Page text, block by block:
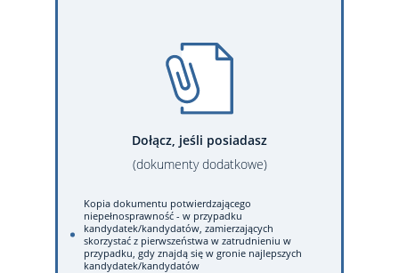
Dołącz, jeśli posiadasz
(dokumenty dodatkowe)
Kopia dokumentu potwierdzającego
niepełnosprawność - w przypadku
kandydatek/kandydatów, zamierzających
skorzystać z pierwszeństwa w zatrudnieniu w
przypadku, gdy znajdą się w gronie najlepszych
kandydatek/kandydatów